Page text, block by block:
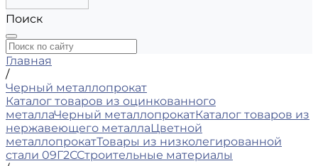
Поиск
Главная
/
Черный металлопрокат
Каталог товаров из оцинкованного
металлаЧерный металлопрокатКаталог товаров из
нержавеющего металлаЦветной
металлопрокатТовары из низколегированной
стали 09Г2ССтроительные материалы